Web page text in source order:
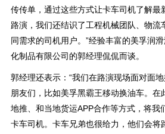
传传单，通过这些方式让卡车司机了解最
路演，我们还结识了工程机械团队、物流
同需求的司机用户。”经验丰富的美孚润
化制品有限公司的郭经理侃侃而谈。
郭经理还表示：“我们在路演现场面对面
朋友们，比如美孚黑霸王移动换油车。在
地推、和当地货运APP合作等方式，将我
卡车司机。卡车兄弟也很给力，他们会将